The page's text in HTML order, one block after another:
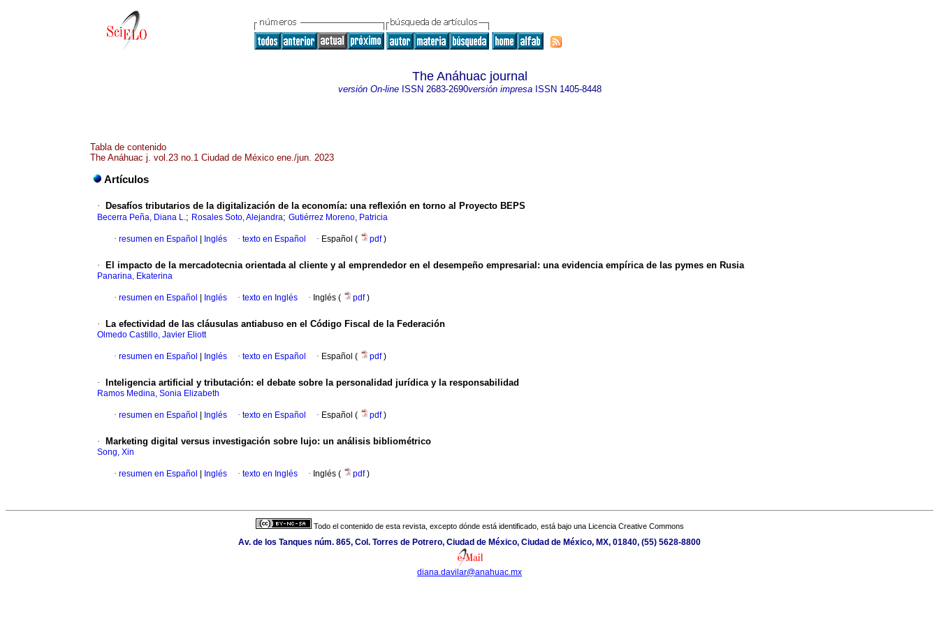
The Anáhuac journal
versión On-lineISSN 2683-2690versión impresaISSN 1405-8448
Tabla de contenido
The Anáhuac j. vol.23 no.1 Ciudad de México ene./jun. 2023
Artículos
· Desafíos tributarios de la digitalización de la economía: una reflexión en torno al Proyecto BEPS
Becerra Peña, Diana L.; Rosales Soto, Alejandra; Gutiérrez Moreno, Patricia
· resumen en Español Inglés · texto en Español · Español ( pdf)
· El impacto de la mercadotecnia orientada al cliente y al emprendedor en el desempeño empresarial: una evidencia empírica de las pymes en Rusia
Panarina, Ekaterina
· resumen en Español Inglés · texto en Inglés · Inglés ( pdf)
· La efectividad de las cláusulas antiabuso en el Código Fiscal de la Federación
Olmedo Castillo, Javier Eliott
· resumen en Español Inglés · texto en Español · Español ( pdf)
· Inteligencia artificial y tributación: el debate sobre la personalidad jurídica y la responsabilidad
Ramos Medina, Sonia Elizabeth
· resumen en Español Inglés · texto en Español · Español ( pdf)
· Marketing digital versus investigación sobre lujo: un análisis bibliométrico
Song, Xin
· resumen en Español Inglés · texto en Inglés · Inglés ( pdf)
Todo el contenido de esta revista, excepto dónde está identificado, está bajo una Licencia Creative Commons
Av. de los Tanques núm. 865, Col. Torres de Potrero, Ciudad de México, Ciudad de México, MX, 01840, (55) 5628-8800
diana.davilar@anahuac.mx